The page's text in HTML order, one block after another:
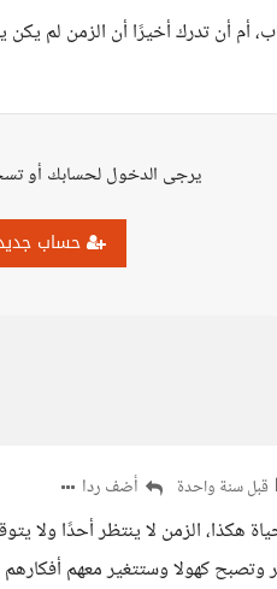
أم أن تدرك أخيرًا أن الزمن
يرجى الدخول لحسابك أو
حساب
قبل سنة واحدة أضف ردا
هكذا، الزمن لا ينتظر أحدًا ولا
وتصبح كهولا وستتغير معهم